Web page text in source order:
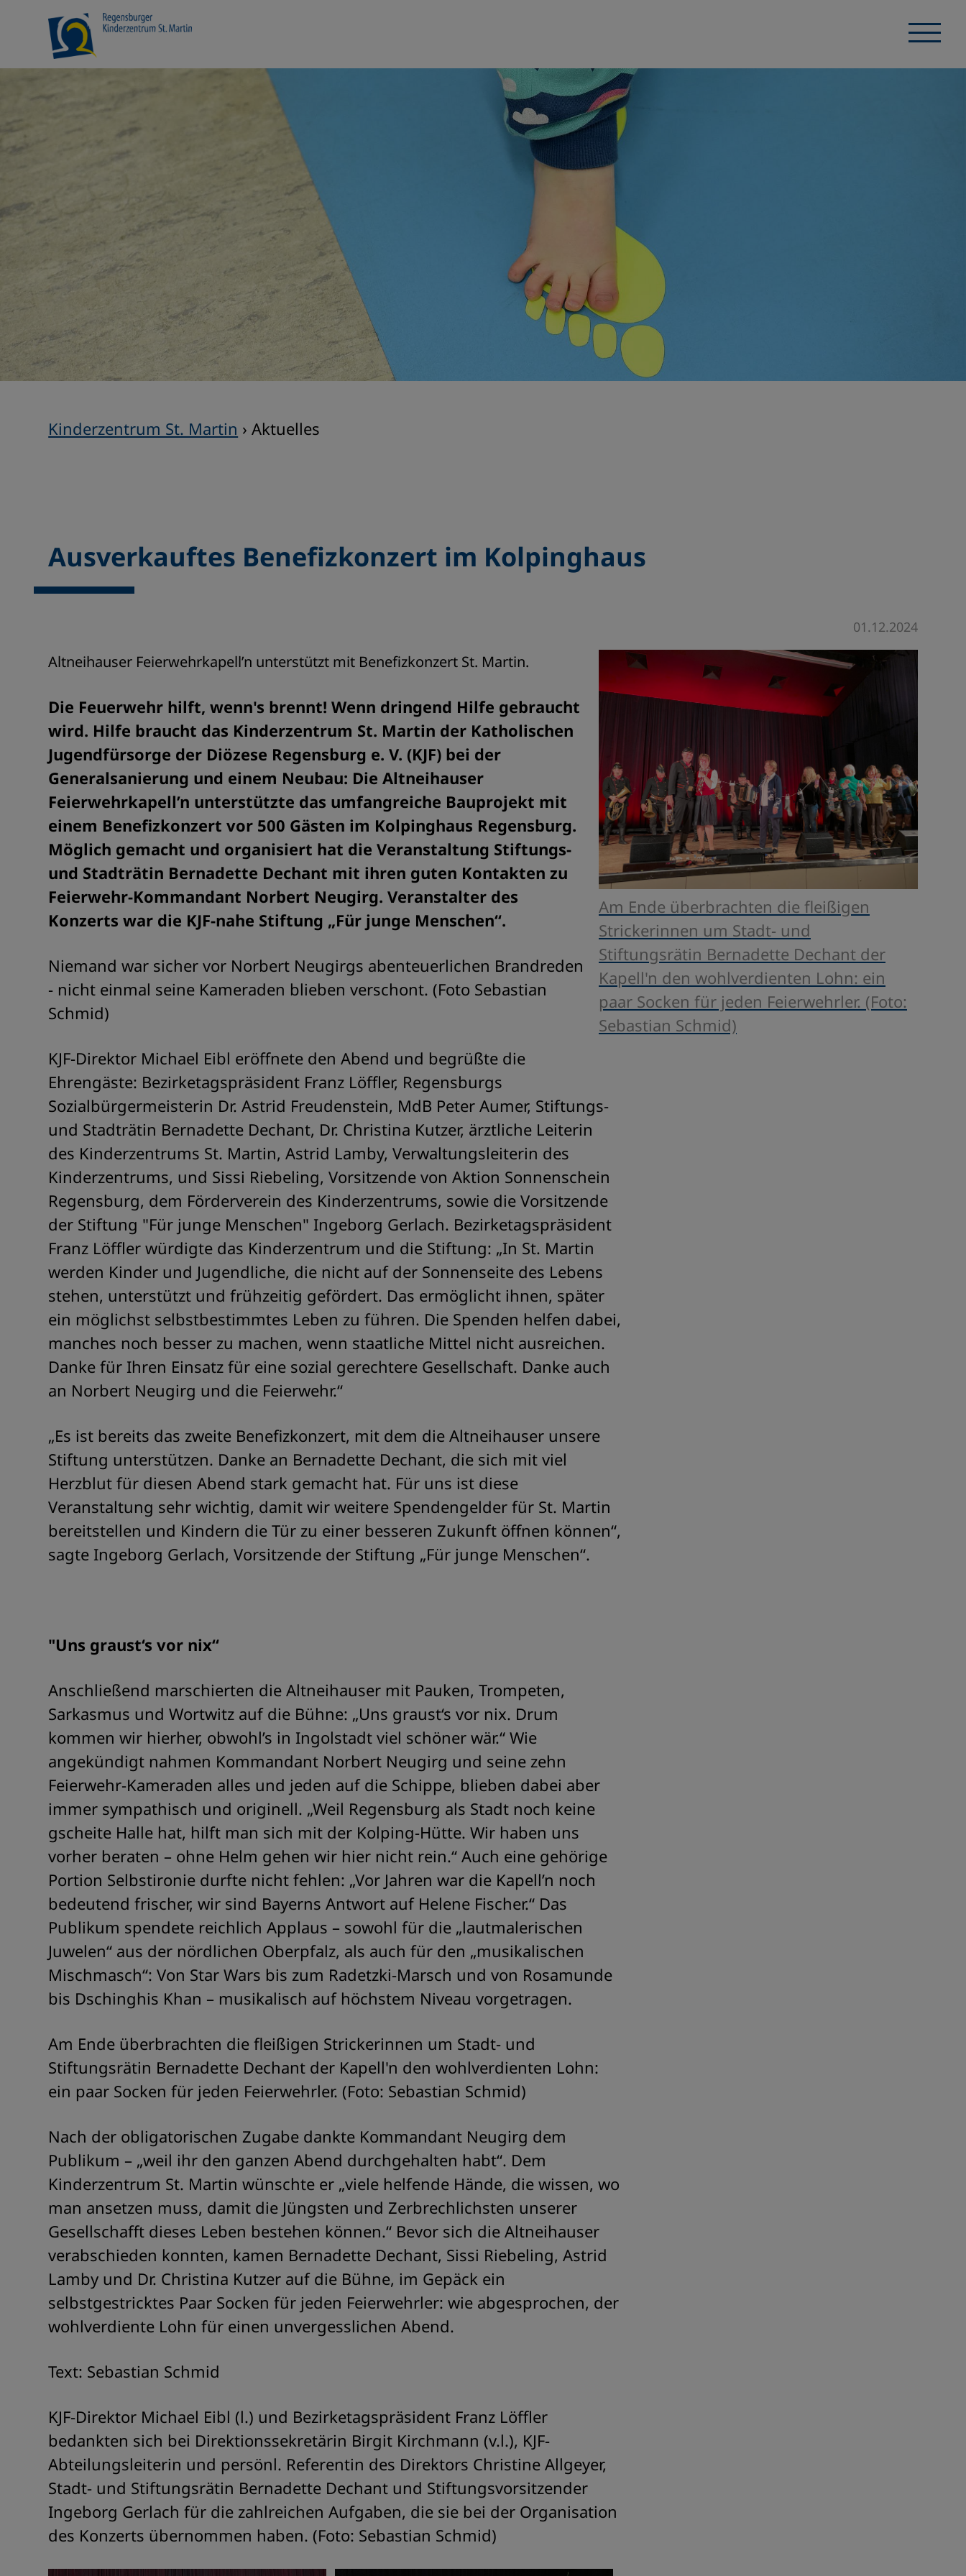
Kinderzentrum St. Martin › Aktuelles
Ausverkauftes Benefizkonzert im Kolpinghaus
01.12.2024
Am Ende überbrachten die fleißigen
Strickerinnen um Stadt- und
Stiftungsrätin Bernadette Dechant der
Kapell'n den wohlverdienten Lohn: ein
paar Socken für jeden Feierwehrler. (Foto:
Sebastian Schmid)
Altneihauser Feierwehrkapell’n unterstützt mit Benefizkonzert St. Martin.
Die Feuerwehr hilft, wenn's brennt! Wenn dringend Hilfe gebraucht
wird. Hilfe braucht das Kinderzentrum St. Martin der Katholischen
Jugendfürsorge der Diözese Regensburg e. V. (KJF) bei der
Generalsanierung und einem Neubau: Die Altneihauser
Feierwehrkapell’n unterstützte das umfangreiche Bauprojekt mit
einem Benefizkonzert vor 500 Gästen im Kolpinghaus Regensburg.
Möglich gemacht und organisiert hat die Veranstaltung Stiftungs-
und Stadträtin Bernadette Dechant mit ihren guten Kontakten zu
Feierwehr-Kommandant Norbert Neugirg. Veranstalter des
Konzerts war die KJF-nahe Stiftung „Für junge Menschen“.
Niemand war sicher vor Norbert Neugirgs abenteuerlichen Brandreden
- nicht einmal seine Kameraden blieben verschont. (Foto Sebastian
Schmid)
KJF-Direktor Michael Eibl eröffnete den Abend und begrüßte die
Ehrengäste: Bezirketagspräsident Franz Löffler, Regensburgs
Sozialbürgermeisterin Dr. Astrid Freudenstein, MdB Peter Aumer, Stiftungs-
und Stadträtin Bernadette Dechant, Dr. Christina Kutzer, ärztliche Leiterin
des Kinderzentrums St. Martin, Astrid Lamby, Verwaltungsleiterin des
Kinderzentrums, und Sissi Riebeling, Vorsitzende von Aktion Sonnenschein
Regensburg, dem Förderverein des Kinderzentrums, sowie die Vorsitzende
der Stiftung "Für junge Menschen" Ingeborg Gerlach. Bezirketagspräsident
Franz Löffler würdigte das Kinderzentrum und die Stiftung: „In St. Martin
werden Kinder und Jugendliche, die nicht auf der Sonnenseite des Lebens
stehen, unterstützt und frühzeitig gefördert. Das ermöglicht ihnen, später
ein möglichst selbstbestimmtes Leben zu führen. Die Spenden helfen dabei,
manches noch besser zu machen, wenn staatliche Mittel nicht ausreichen.
Danke für Ihren Einsatz für eine sozial gerechtere Gesellschaft. Danke auch
an Norbert Neugirg und die Feierwehr.“
„Es ist bereits das zweite Benefizkonzert, mit dem die Altneihauser unsere
Stiftung unterstützen. Danke an Bernadette Dechant, die sich mit viel
Herzblut für diesen Abend stark gemacht hat. Für uns ist diese
Veranstaltung sehr wichtig, damit wir weitere Spendengelder für St. Martin
bereitstellen und Kindern die Tür zu einer besseren Zukunft öffnen können“,
sagte Ingeborg Gerlach, Vorsitzende der Stiftung „Für junge Menschen“.
"Uns graust‘s vor nix“
Anschließend marschierten die Altneihauser mit Pauken, Trompeten,
Sarkasmus und Wortwitz auf die Bühne: „Uns graust‘s vor nix. Drum
kommen wir hierher, obwohl’s in Ingolstadt viel schöner wär.“ Wie
angekündigt nahmen Kommandant Norbert Neugirg und seine zehn
Feierwehr-Kameraden alles und jeden auf die Schippe, blieben dabei aber
immer sympathisch und originell. „Weil Regensburg als Stadt noch keine
gscheite Halle hat, hilft man sich mit der Kolping-Hütte. Wir haben uns
vorher beraten – ohne Helm gehen wir hier nicht rein.“ Auch eine gehörige
Portion Selbstironie durfte nicht fehlen: „Vor Jahren war die Kapell’n noch
bedeutend frischer, wir sind Bayerns Antwort auf Helene Fischer.“ Das
Publikum spendete reichlich Applaus – sowohl für die „lautmalerischen
Juwelen“ aus der nördlichen Oberpfalz, als auch für den „musikalischen
Mischmasch“: Von Star Wars bis zum Radetzki-Marsch und von Rosamunde
bis Dschinghis Khan – musikalisch auf höchstem Niveau vorgetragen.
Am Ende überbrachten die fleißigen Strickerinnen um Stadt- und
Stiftungsrätin Bernadette Dechant der Kapell'n den wohlverdienten Lohn:
ein paar Socken für jeden Feierwehrler. (Foto: Sebastian Schmid)
Nach der obligatorischen Zugabe dankte Kommandant Neugirg dem
Publikum – „weil ihr den ganzen Abend durchgehalten habt“. Dem
Kinderzentrum St. Martin wünschte er „viele helfende Hände, die wissen, wo
man ansetzen muss, damit die Jüngsten und Zerbrechlichsten unserer
Gesellschafft dieses Leben bestehen können.“ Bevor sich die Altneihauser
verabschieden konnten, kamen Bernadette Dechant, Sissi Riebeling, Astrid
Lamby und Dr. Christina Kutzer auf die Bühne, im Gepäck ein
selbstgestricktes Paar Socken für jeden Feierwehrler: wie abgesprochen, der
wohlverdiente Lohn für einen unvergesslichen Abend.
Text: Sebastian Schmid
KJF-Direktor Michael Eibl (l.) und Bezirketagspräsident Franz Löffler
bedankten sich bei Direktionssekretärin Birgit Kirchmann (v.l.), KJF-
Abteilungsleiterin und persönl. Referentin des Direktors Christine Allgeyer,
Stadt- und Stiftungsrätin Bernadette Dechant und Stiftungsvorsitzender
Ingeborg Gerlach für die zahlreichen Aufgaben, die sie bei der Organisation
des Konzerts übernommen haben. (Foto: Sebastian Schmid)